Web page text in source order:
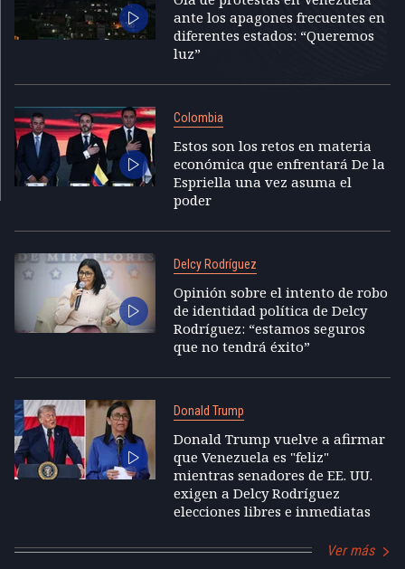
ante los apagones frecuentes en
diferentes estados: “Queremos
luz”
Colombia
Estos son los retos en materia
económica que enfrentará De la
Espriella una vez asuma el
poder
Delcy Rodríguez
Opinión sobre el intento de robo
de identidad política de Delcy
Rodríguez: “estamos seguros
que no tendrá éxito”
Donald Trump
Donald Trump vuelve a afirmar
que Venezuela es "feliz"
mientras senadores de EE. UU.
exigen a Delcy Rodríguez
elecciones libres e inmediatas
Ver más